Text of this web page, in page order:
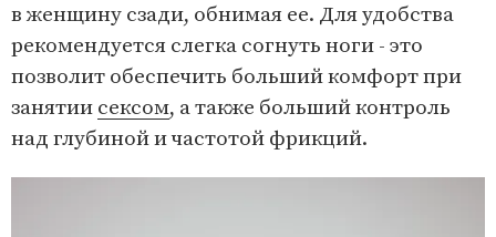
в женщину сзади, обнимая ее. Для удобства
рекомендуется слегка согнуть ноги - это
позволит обеспечить больший комфорт при
занятии сексом, а также больший контроль
над глубиной и частотой фрикций.